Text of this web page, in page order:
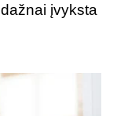
įvyksta